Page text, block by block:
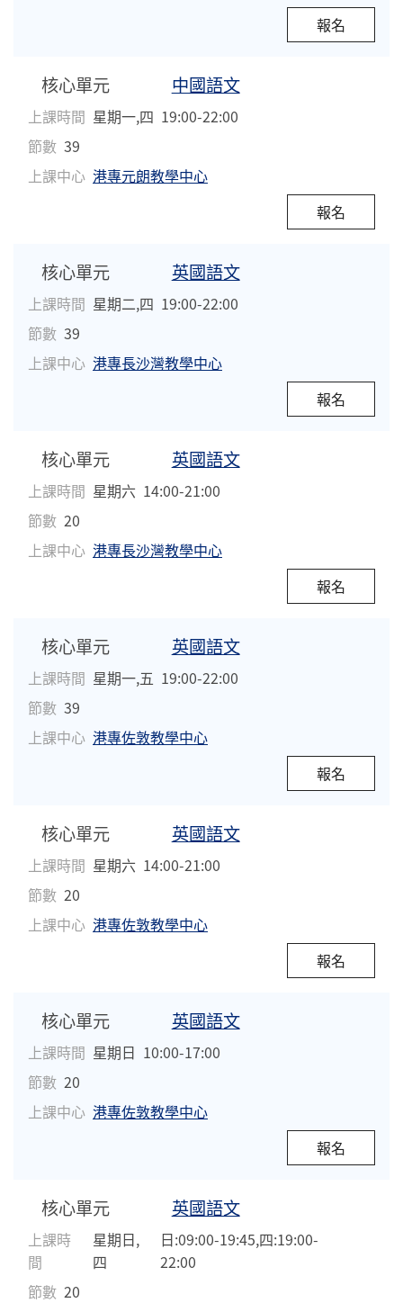
報名
核心單元 中國語文
上課時間 星期一,四 19:00-22:00
節數 39
上課中心 港專元朗教學中心
報名
核心單元 英國語文
上課時間 星期二,四 19:00-22:00
節數 39
上課中心 港專長沙灣教學中心
報名
核心單元 英國語文
上課時間 星期六 14:00-21:00
節數 20
上課中心 港專長沙灣教學中心
報名
核心單元 英國語文
上課時間 星期一,五 19:00-22:00
節數 39
上課中心 港專佐敦教學中心
報名
核心單元 英國語文
上課時間 星期六 14:00-21:00
節數 20
上課中心 港專佐敦教學中心
報名
核心單元 英國語文
上課時間 星期日 10:00-17:00
節數 20
上課中心 港專佐敦教學中心
報名
核心單元 英國語文
上課時
間
星期日,
四
日:09:00-19:45,四:19:00-
22:00
節數 20